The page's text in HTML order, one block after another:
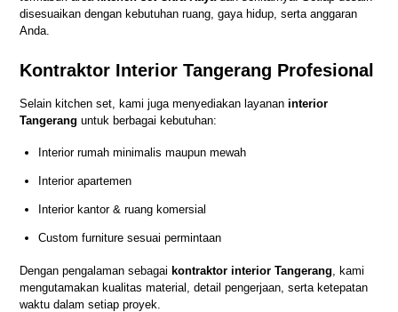
disesuaikan dengan kebutuhan ruang, gaya hidup, serta anggaran
Anda.
Kontraktor Interior Tangerang Profesional
Selain kitchen set, kami juga menyediakan layananinterior
Tangerang untuk berbagai kebutuhan:
Interior rumah minimalis maupun mewah
Interior apartemen
Interior kantor & ruang komersial
Custom furniture sesuai permintaan
Dengan pengalaman sebagai kontraktor interior Tangerang , kami
mengutamakan kualitas material, detail pengerjaan, serta ketepatan
waktu dalam setiap proyek.